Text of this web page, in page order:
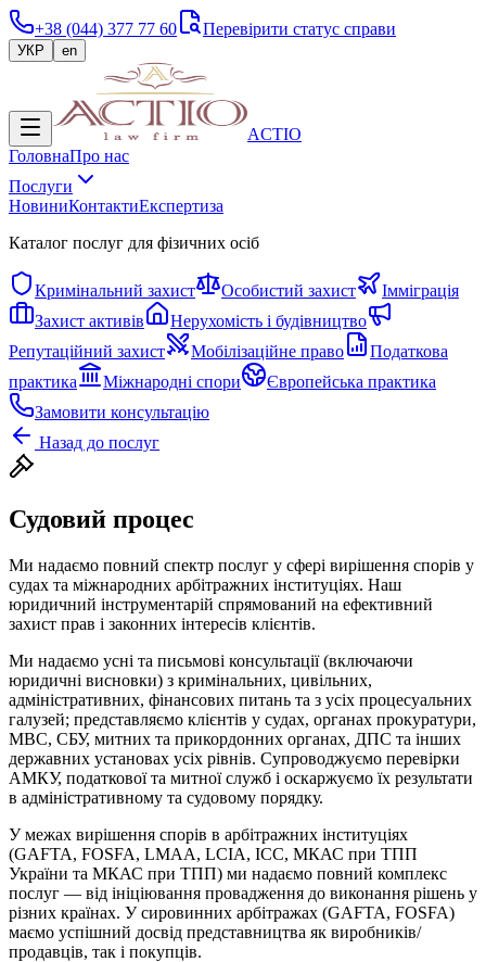
+38 (044) 377 77 60 Перевірити статус справи
УКР en
ACTIO
ГоловнаПро нас
Послуги
НовиниКонтактиЕкспертиза
Каталог послуг для фізичних осіб
Кримінальний захист Особистий захист
Імміграція
Захист активів
Нерухомість і будівництво
Репутаційний захист
Мобілізаційне право
Податкова
практика
Міжнародні спори
Європейська практика
Замовити консультацію
Назад до послуг
Судовий процес
Ми надаємо повний спектр послуг у сфері вирішення спорів у
судах та міжнародних арбітражних інституціях. Наш
юридичний інструментарій спрямований на ефективний
захист прав і законних інтересів клієнтів.
Ми надаємо усні та письмові консультації (включаючи
юридичні висновки) з кримінальних, цивільних,
адміністративних, фінансових питань та з усіх процесуальних
галузей; представляємо клієнтів у судах, органах прокуратури,
МВС, СБУ, митних та прикордонних органах, ДПС та інших
державних установах усіх рівнів. Супроводжуємо перевірки
АМКУ, податкової та митної служб і оскаржуємо їх результати
в адміністративному та судовому порядку.
У межах вирішення спорів в арбітражних інституціях
(GAFTA, FOSFA, LMAA, LCIA, ICC, МКАС при ТПП
України та МКАС при ТПП) ми надаємо повний комплекс
послуг — від ініціювання провадження до виконання рішень у
різних країнах. У сировинних арбітражах (GAFTA, FOSFA)
маємо успішний досвід представництва як виробників/
продавців, так і покупців.